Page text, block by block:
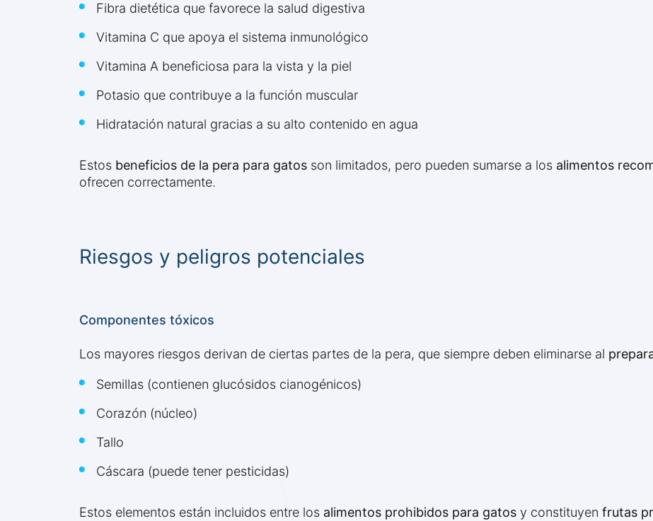
Fibra dietética que favorece la salud digestiva
Vitamina C que apoya el sistema inmunológico
Vitamina A beneficiosa para la vista y la piel
Potasio que contribuye a la función muscular
Hidratación natural gracias a su alto contenido en agua
Estos beneficios de la pera para gatos son limitados, pero pueden sumarse a los alimentos
ofrecen correctamente.
Riesgos y peligros potenciales
Componentes tóxicos
Los mayores riesgos derivan de ciertas partes de la pera, que siempre deben eliminarse al
Semillas (contienen glucósidos cianogénicos)
Corazón (núcleo)
Tallo
Cáscara (puede tener pesticidas)
Estos elementos están incluidos entre los alimentos prohibidos para gatos y constituyen frutas